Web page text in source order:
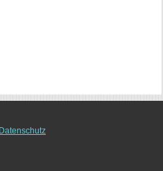
Datenschutz